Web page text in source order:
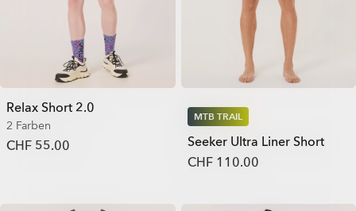
Relax Short 2.0
2 Farben
CHF 55.00
MTB TRAIL
Seeker Ultra Liner Short
CHF 110.00